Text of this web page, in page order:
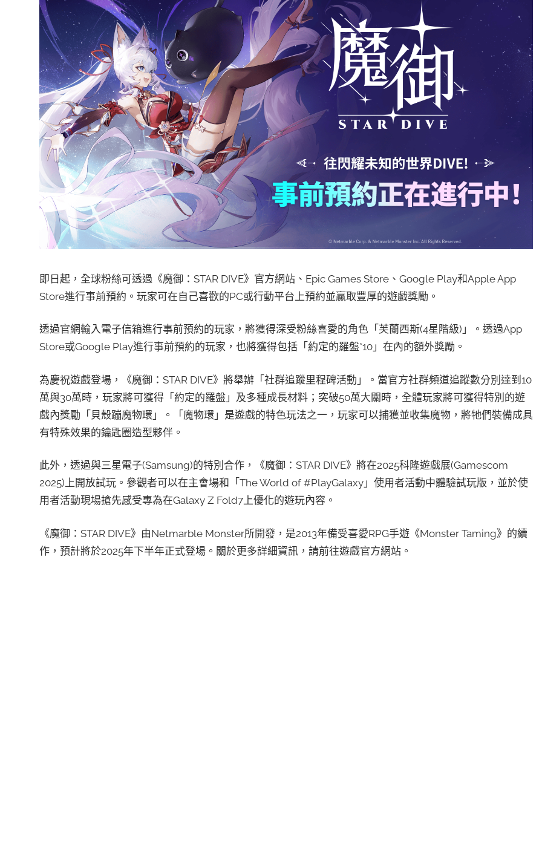
即日起，全球粉絲可透過《魔御：STAR DIVE》官方網站、Epic Games Store、Google Play和Apple App
Store進行事前預約。玩家可在自己喜歡的PC或行動平台上預約並贏取豐厚的遊戲獎勵。
透過官網輸入電子信箱進行事前預約的玩家，將獲得深受粉絲喜愛的角色「芙蘭西斯(4星階級)」。透過App
Store或Google Play進行事前預約的玩家，也將獲得包括「約定的羅盤*10」在內的額外獎勵。
為慶祝遊戲登場，《魔御：STAR DIVE》將舉辦「社群追蹤里程碑活動」。當官方社群頻道追蹤數分別達到10
萬與30萬時，玩家將可獲得「約定的羅盤」及多種成長材料；突破50萬大關時，全體玩家將可獲得特別的遊
戲內獎勵「貝殼蹦魔物環」。「魔物環」是遊戲的特色玩法之一，玩家可以捕獲並收集魔物，將牠們裝備成具
有特殊效果的鑰匙圈造型夥伴。
此外，透過與三星電子(Samsung)的特別合作，《魔御：STAR DIVE》將在2025科隆遊戲展(Gamescom
2025)上開放試玩。參觀者可以在主會場和「The World of #PlayGalaxy」使用者活動中體驗試玩版，並於使
用者活動現場搶先感受專為在Galaxy Z Fold7上優化的遊玩內容。
《魔御：STAR DIVE》由Netmarble Monster所開發，是2013年備受喜愛RPG手遊《Monster Taming》的續
作，預計將於2025年下半年正式登場。關於更多詳細資訊，請前往遊戲官方網站。